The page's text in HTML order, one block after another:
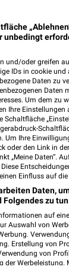
1
- 20:00 Uhr |
2
1
1
22
20:00 Uhr |
unbedingt
und/oder greifen
IDs in cookie und
Daten zu
Daten
Um dem zu
Ihre Einstellungen
Schaltfläche
Um Ihre
oder den Link in
„Meine Daten“.
Einfluss auf die
Daten,
Folgendes zu
auf
Auswahl von
Erstellung von
von
der Werbeleistung.